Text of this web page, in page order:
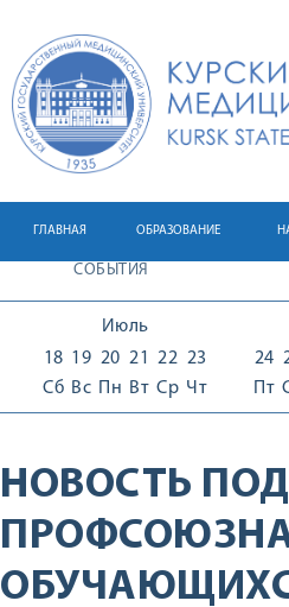
ГЛАВНАЯ ОБРАЗОВАНИЕ
СОБЫТИЯ
Июль
18
Сб
19
Вс
20
Пн
21
Вт
22
Ср
23
Чт
24
Пт
НОВОСТЬ